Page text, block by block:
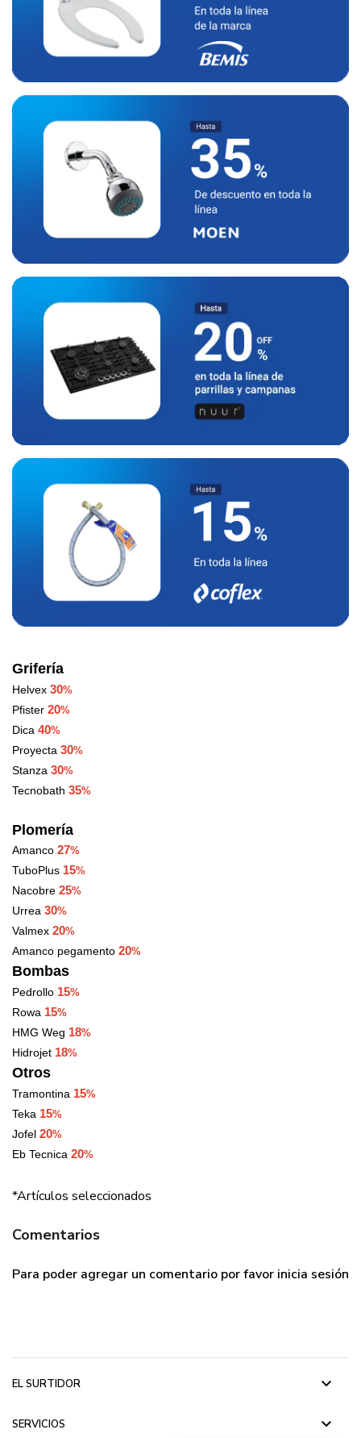
Grifería
Helvex 30%
Pfister 20%
Dica 40%
Proyecta 30%
Stanza 30%
Tecnobath 35%
Plomería
Amanco 27%
TuboPlus 15%
Nacobre 25%
Urrea 30%
Valmex 20%
Amanco pegamento 20%
Bombas
Pedrollo 15%
Rowa 15%
HMG Weg 18%
Hidrojet 18%
Otros
Tramontina 15%
Teka 15%
Jofel 20%
Eb Tecnica 20%
*Artículos seleccionados
Comentarios
Para poder agregar un comentario por favor inicia sesión
EL SURTIDOR keyboard_arrow_down
SERVICIOS keyboard_arrow_down